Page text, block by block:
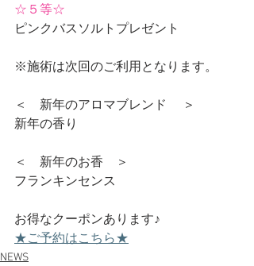
☆５等☆
ピンクバスソルトプレゼント
※施術は次回のご利用となります。
＜　新年のアロマブレンド 　＞
新年の香り
＜　新年のお香　＞
フランキンセンス
お得なクーポンあります♪
★ご予約はこちら★
NEWS